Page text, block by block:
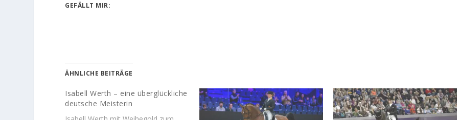
GEFÄLLT MIR:
ÄHNLICHE BEITRÄGE
Isabell Werth – eine überglückliche
deutsche Meisterin